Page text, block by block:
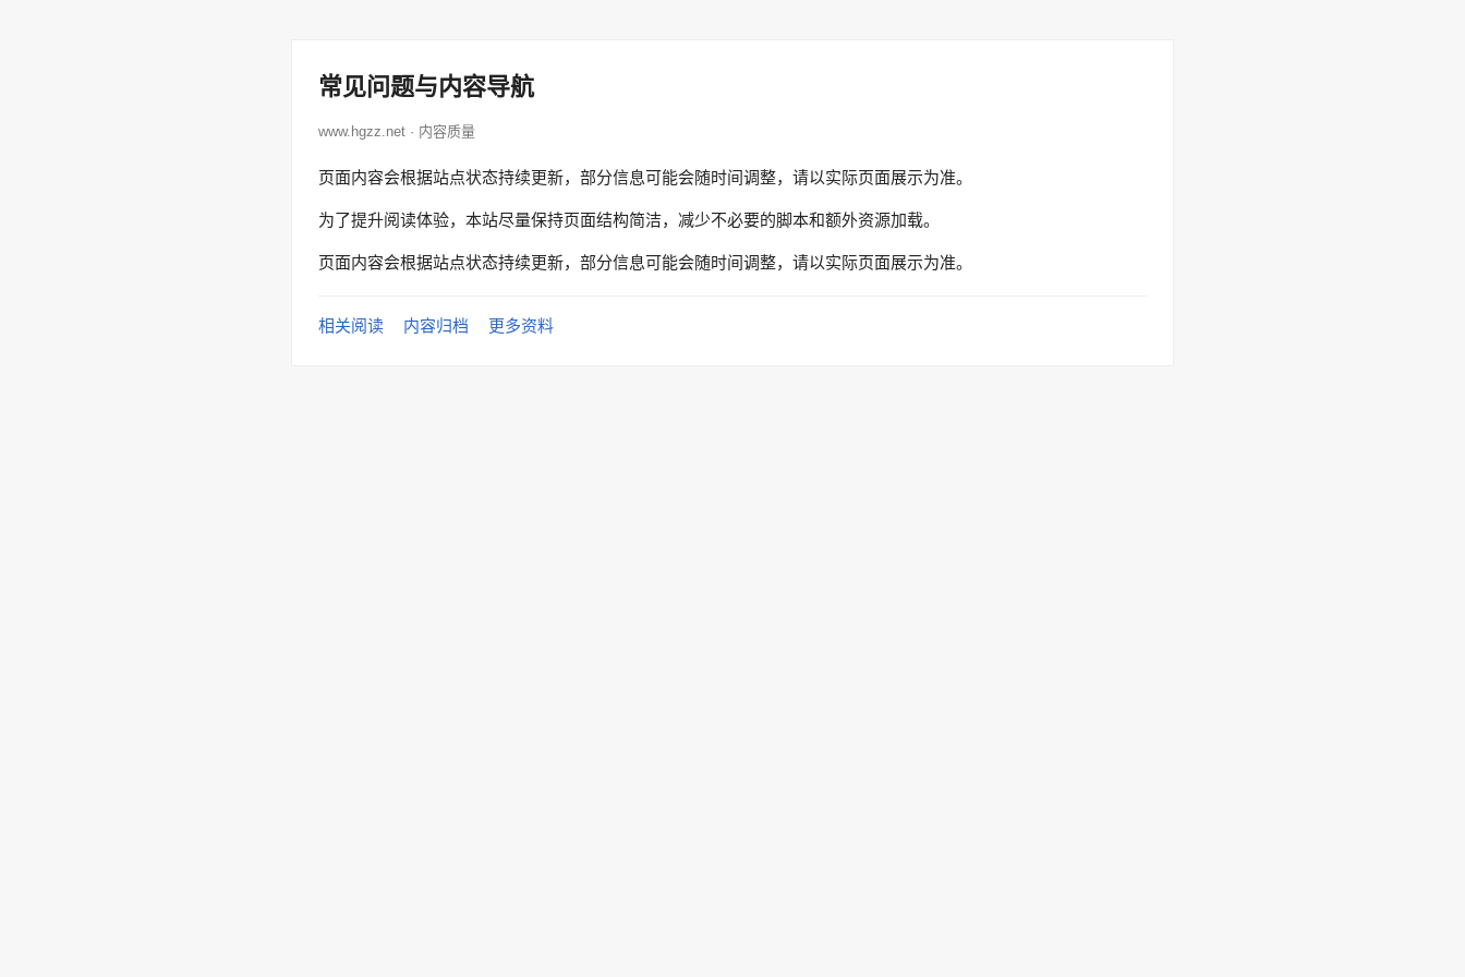
常见问题与内容导航
www.hgzz.net · 内容质量
页面内容会根据站点状态持续更新，部分信息可能会随时间调整，请以实际页面展示为准。
为了提升阅读体验，本站尽量保持页面结构简洁，减少不必要的脚本和额外资源加载。
页面内容会根据站点状态持续更新，部分信息可能会随时间调整，请以实际页面展示为准。
相关阅读 内容归档 更多资料